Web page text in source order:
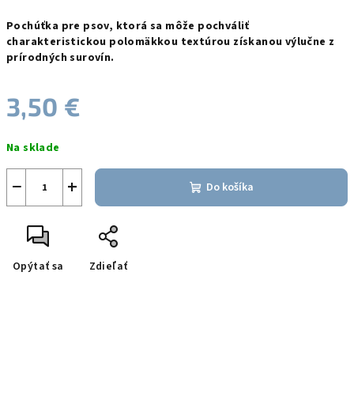
Pochúťka pre psov, ktorá sa môže pochváliť
charakteristickou polomäkkou textúrou získanou výlučne z
prírodných surovín.
3,50 €
cena:
Na sklade
+
− Do košíka
Opýtať sa Zdieľať